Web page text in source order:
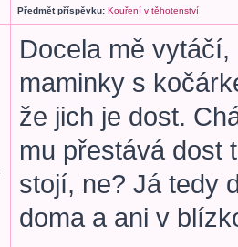
Předmět příspěvku: Kouření v těhotenství
Docela mě
maminky s
že jich je dost.
mu přestává dost
stojí, ne? Já tedy
doma a ani v